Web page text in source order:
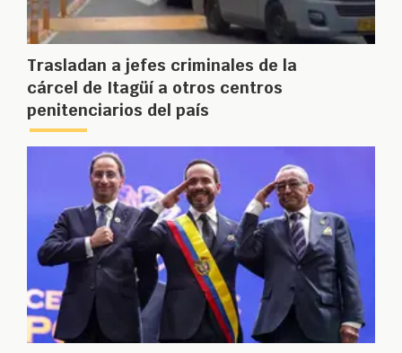
Trasladan a jefes criminales de la
cárcel de Itagüí a otros centros
penitenciarios del país